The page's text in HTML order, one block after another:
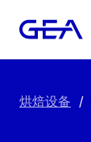
烘焙设备 /